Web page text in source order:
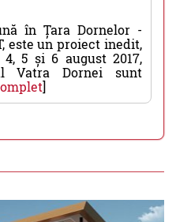
în Țara Dornelor -
este un proiect inedit,
5 și 6 august 2017,
Vatra Dornei sunt
]